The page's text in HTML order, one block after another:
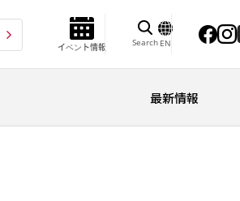
イベント情報 Search EN
最新情報